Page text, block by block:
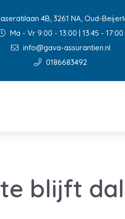
4B, 3261 NA, Oud-
Ma - Vr 9:00 - 13:00 | 13:45 - 17:00
info@gava-assurantien.nl
0186683492
blijft